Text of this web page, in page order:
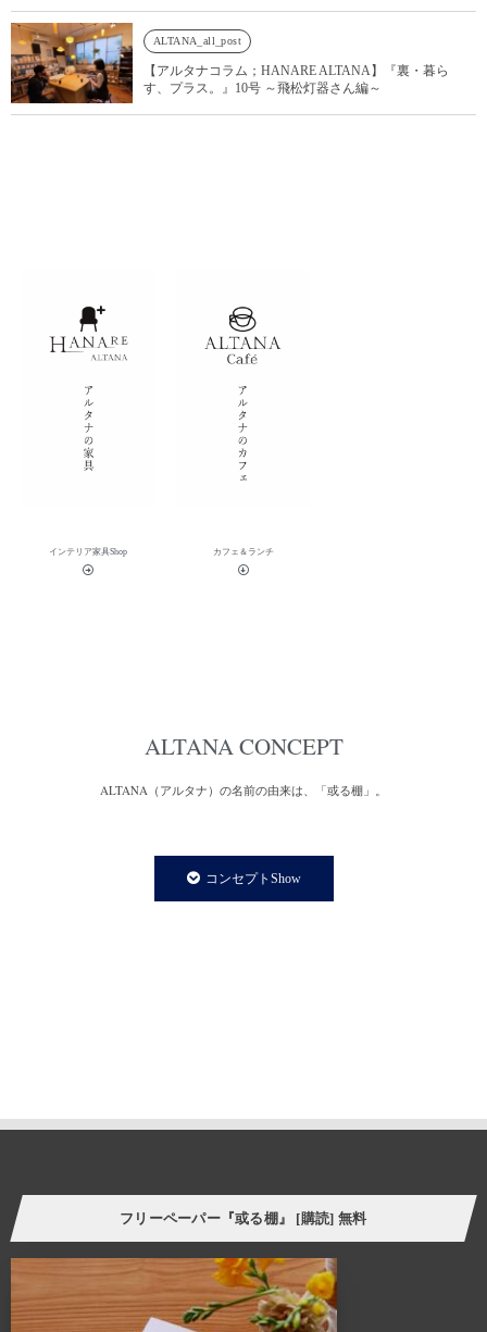
ALTANA_all_post
【アルタナコラム；HANARE ALTANA】『裏・暮ら
す、プラス。』10号 ～飛松灯器さん編～
インテリア家具Shop カフェ＆ランチ
ALTANA CONCEPT
ALTANA（アルタナ）の名前の由来は、「或る棚」。
私たちの永遠のテーマであり、願いです。
様々なケーススタディーを自分に置き換えてリアルに感じさせてくれる
スペース、ALTANA（アルタナ）が誕生しました。
ALTANA（アルタナ）の名前の由来は、「或る棚」。
コンセプトShow
フリーペーパー『或る棚』 [購読] 無料